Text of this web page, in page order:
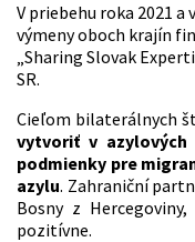
V priebehu roka 2021
výmeny oboch krajín
„Sharing Slovak
SR.
Cieľom bilaterálnych
vytvoriť v azylových
podmienky pre
azylu. Zahraniční
Bosny z
pozitívne.